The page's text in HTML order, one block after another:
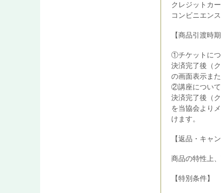
クレジットカ
コンビニエン
【商品引渡時期
①チケットにつ
決済完了後（
の画面表示ま
②講座について
決済完了後（
を当協会より
けます。
【返品・キャ
商品の特性上
【特別条件】